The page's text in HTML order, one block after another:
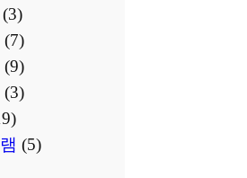
(3)
(7)
(9)
(3)
(5)